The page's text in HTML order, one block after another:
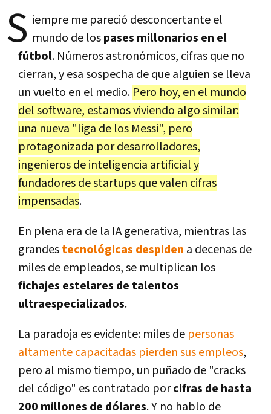
S iempre me pareció desconcertante el
mundo de lospases millonarios en el
fútbol. Números astronómicos, cifras que no
cierran, y esa sospecha de que alguien se lleva
un vuelto en el medio. Pero hoy, en el mundo
del software, estamos viviendo algo similar:
una nueva "liga de los Messi", pero
protagonizada por desarrolladores,
ingenieros de inteligencia artificial y
fundadores de startups que valen cifras
impensadas.
En plena era de la IA generativa, mientras las
grandestecnológicas despiden a decenas de
miles de empleados, se multiplican los
fichajes estelares de talentos
ultraespecializados.
La paradoja es evidente: miles de personas
altamente capacitadas pierden sus empleos,
pero al mismo tiempo, un puñado de "cracks
del código" es contratado porcifras de hasta
200 millones de dólares. Y no hablo de